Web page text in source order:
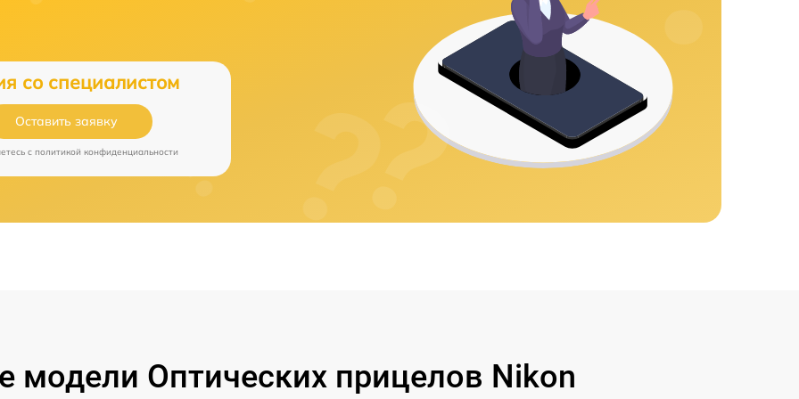
со специалистом
Оставить заявку
c политикой конфиденциальности
модели Оптических прицелов Nikon